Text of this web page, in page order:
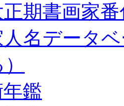
期書画家
名データ
鑑